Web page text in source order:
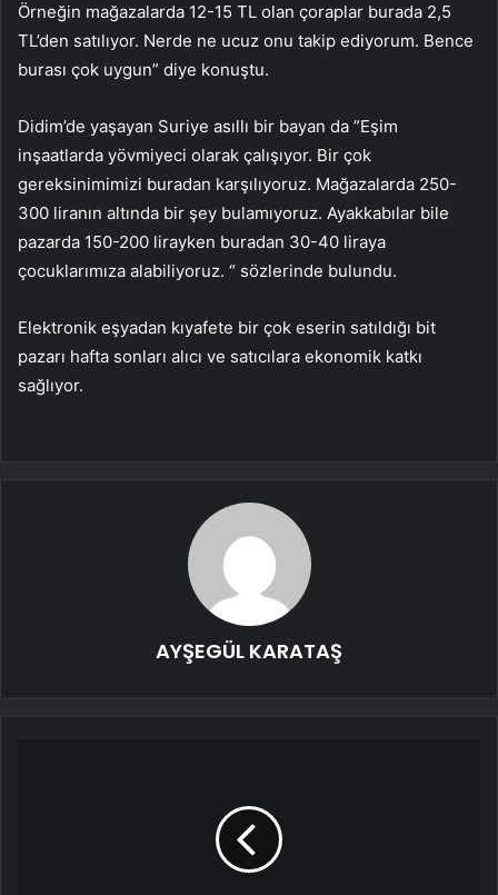
Örneğin mağazalarda 12-15 TL olan çoraplar burada 2,5
TL’den satılıyor. Nerde ne ucuz onu takip ediyorum. Bence
burası çok uygun” diye konuştu.
Didim’de yaşayan Suriye asıllı bir bayan da ”Eşim
inşaatlarda yövmiyeci olarak çalışıyor. Bir çok
gereksinimimizi buradan karşılıyoruz. Mağazalarda 250-
300 liranın altında bir şey bulamıyoruz. Ayakkabılar bile
pazarda 150-200 lirayken buradan 30-40 liraya
çocuklarımıza alabiliyoruz. “ sözlerinde bulundu.
Elektronik eşyadan kıyafete bir çok eserin satıldığı bit
pazarı hafta sonları alıcı ve satıcılara ekonomik katkı
sağlıyor.
AYŞEGÜL KARATAŞ